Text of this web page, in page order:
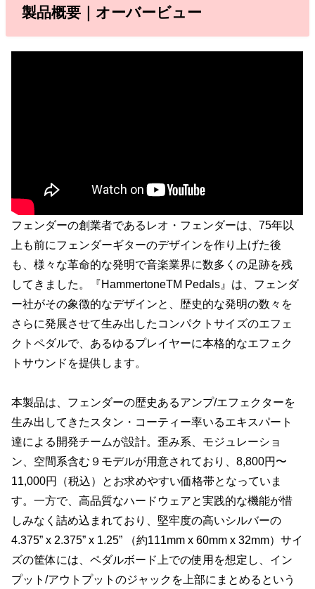
製品概要｜オーバービュー
フェンダーの創業者であるレオ・フェンダーは、75年以
上も前にフェンダーギターのデザインを作り上げた後
も、様々な革命的な発明で音楽業界に数多くの足跡を残
してきました。『HammertoneTM Pedals』は、フェンダ
ー社がその象徴的なデザインと、歴史的な発明の数々を
さらに発展させて生み出したコンパクトサイズのエフェ
クトペダルで、あるゆるプレイヤーに本格的なエフェク
トサウンドを提供します。
本製品は、フェンダーの歴史あるアンプ/エフェクターを
生み出してきたスタン・コーティー率いるエキスパート
達による開発チームが設計。歪み系、モジュレーショ
ン、空間系含む９モデルが用意されており、8,800円〜
11,000円（税込）とお求めやすい価格帯となっていま
す。一方で、高品質なハードウェアと実践的な機能が惜
しみなく詰め込まれており、堅牢度の高いシルバーの
4.375” x 2.375” x 1.25” （約111mm x 60mm x 32mm）サイ
ズの筐体には、ペダルボード上での使用を想定し、イン
プット/アウトプットのジャックを上部にまとめるという